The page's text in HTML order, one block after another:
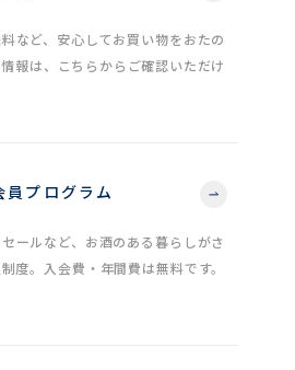
など、安心してお買い物をおたの
報は、こちらからご確認いただけ
員プログラム
ールなど、お酒のある暮らしがさ
度。入会費・年間費は無料です。